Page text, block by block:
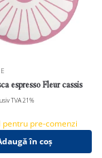
espresso Fleur cassis
TVA 21%
pentru pre-comenzi
în coș